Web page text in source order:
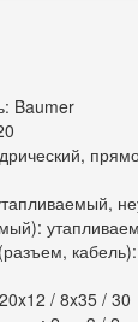
Baumer
/ 8x35 / 30